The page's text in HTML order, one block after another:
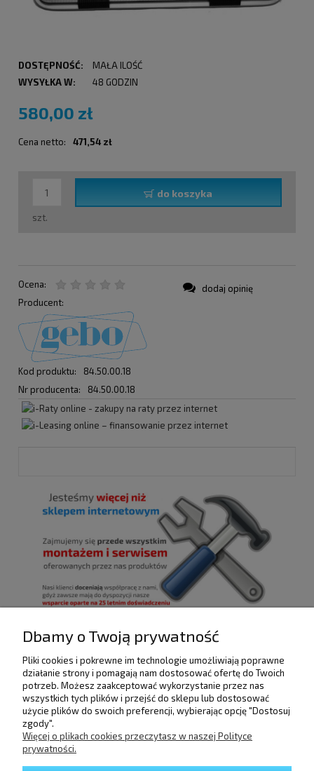
DOSTĘPNOŚĆ:
MAŁA ILOŚĆ
WYSYŁKA W:
48 GODZIN
580,00 zł
Cena netto: 471,54 zł
szt.
do koszyka
Ocena:
Producent:
Kod produktu:
84.50.00.18
Nr producenta:
84.50.00.18
dodaj opinię
POMOC
DOSTAWA I PŁATNOŚCI
Dbamy o Twoją prywatność
Pliki cookies i pokrewne im technologie umożliwiają poprawne
działanie strony i pomagają nam dostosować ofertę do Twoich
potrzeb. Możesz zaakceptować wykorzystanie przez nas
wszystkich tych plików i przejść do sklepu lub dostosować
użycie plików do swoich preferencji, wybierając opcję "Dostosuj
zgody".
Więcej o plikach cookies przeczytasz w naszej Polityce
prywatności.